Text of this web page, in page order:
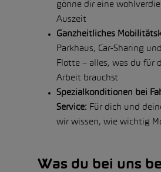
gönne dir eine
Auszeit
Ganzheitliches
Parkhaus, Car-Sharing
Flotte – alles, was du für
Arbeit brauchst
Spezialkonditionen bei
Service: Für dich und
wir wissen, wie wichtig
Was du bei uns